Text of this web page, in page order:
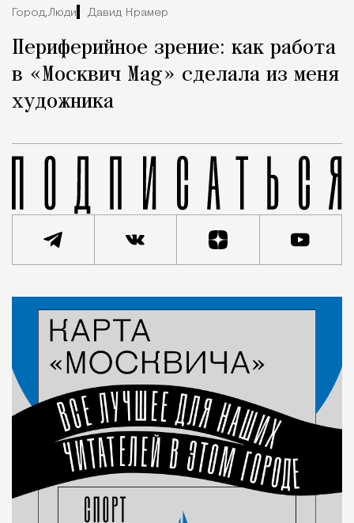
Город,Люди Давид Крамер
Периферийное зрение: как работа
в «Москвич Mag» сделала из меня
художника